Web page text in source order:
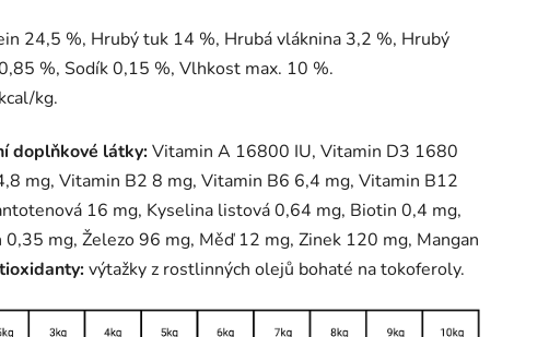
24,5 %, Hrubý tuk 14 %, Hrubá vláknina 3,2 %, Hrubý
%, Sodík 0,15 %, Vlhkost max. 10 %.
kg.
doplňkové látky:Vitamin A 16800 IU, Vitamin D3 1680
mg, Vitamin B2 8 mg, Vitamin B6 6,4 mg, Vitamin B12
16 mg, Kyselina listová 0,64 mg, Biotin 0,4 mg,
mg, Železo 96 mg, Měď 12 mg, Zinek 120 mg, Mangan
výtažky z rostlinných olejů bohaté na tokoferoly.